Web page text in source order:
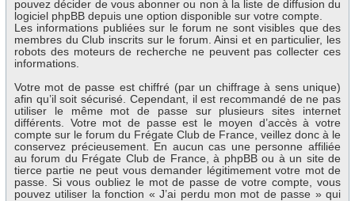
pouvez décider de vous abonner ou non à la liste de diffusion du
logiciel phpBB depuis une option disponible sur votre compte.
Les informations publiées sur le forum ne sont visibles que des
membres du Club inscrits sur le forum. Ainsi et en particulier, les
robots des moteurs de recherche ne peuvent pas collecter ces
informations.
Votre mot de passe est chiffré (par un chiffrage à sens unique)
afin qu’il soit sécurisé. Cependant, il est recommandé de ne pas
utiliser le même mot de passe sur plusieurs sites internet
différents. Votre mot de passe est le moyen d’accès à votre
compte sur le forum du Frégate Club de France, veillez donc à le
conservez précieusement. En aucun cas une personne affiliée
au forum du Frégate Club de France, à phpBB ou à un site de
tierce partie ne peut vous demander légitimement votre mot de
passe. Si vous oubliez le mot de passe de votre compte, vous
pouvez utiliser la fonction « J’ai perdu mon mot de passe » qui